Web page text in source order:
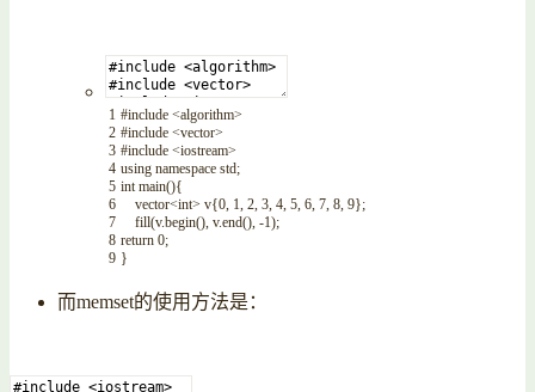
1
2
3
4
5
6
7
8
9
#include <algorithm>
#include <vector>
#include <iostream>
using namespace std;
int main(){
vector<int> v{0, 1, 2, 3, 4, 5, 6, 7, 8, 9};
fill(v.begin(), v.end(), -1);
return 0;
}
而memset的使用方法是：